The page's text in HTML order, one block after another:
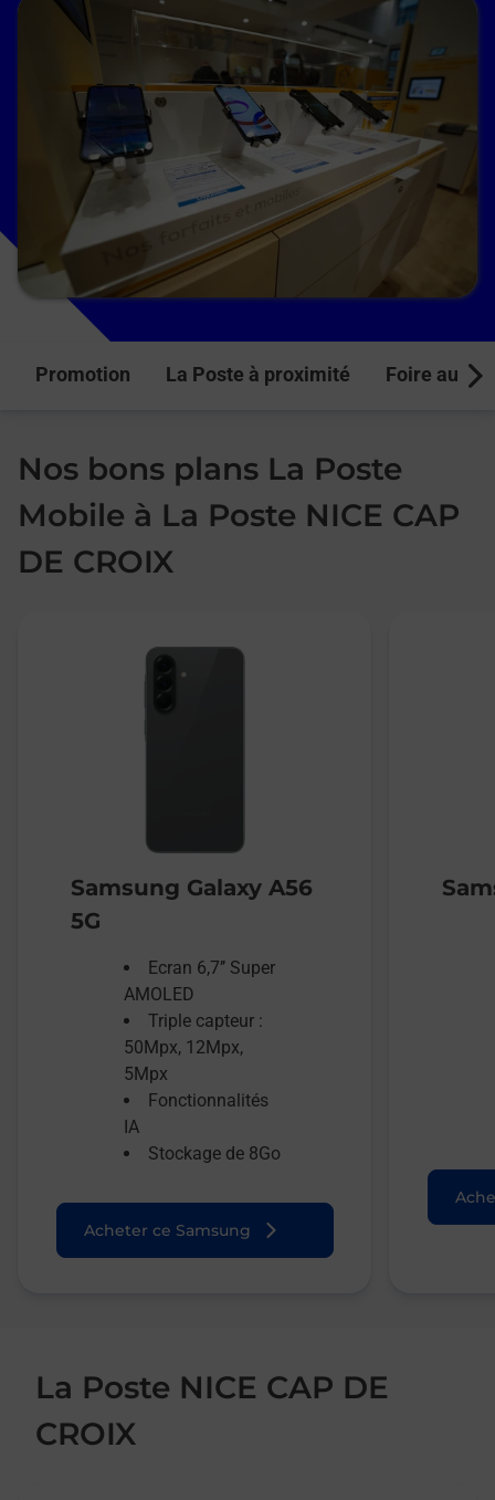
Promotion La Poste à proximité Foire aux
Nos bons plans La Poste
Mobile à La Poste NICE CAP
DE CROIX
Samsung Galaxy A56
5G
Ecran 6,7’’ Super
AMOLED
Triple capteur :
50Mpx, 12Mpx,
5Mpx
Fonctionnalités
IA
Stockage de 8Go
Acheter ce Samsung
La Poste NICE CAP DE
CROIX